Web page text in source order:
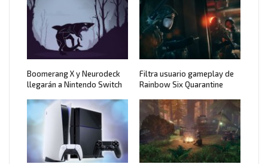
Boomerang X y Neurodeck
llegarán a Nintendo Switch
Filtra usuario gameplay de
Rainbow Six Quarantine